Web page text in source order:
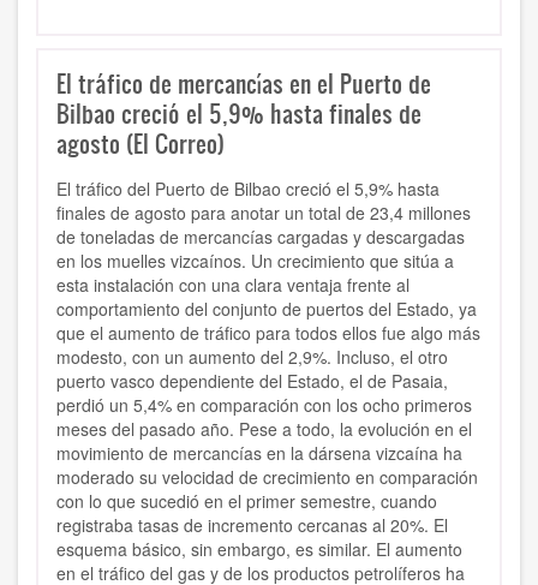
El tráfico de mercancías en el Puerto de
Bilbao creció el 5,9% hasta finales de
agosto (El Correo)
El tráfico del Puerto de Bilbao creció el 5,9% hasta
finales de agosto para anotar un total de 23,4 millones
de toneladas de mercancías cargadas y descargadas
en los muelles vizcaínos. Un crecimiento que sitúa a
esta instalación con una clara ventaja frente al
comportamiento del conjunto de puertos del Estado, ya
que el aumento de tráfico para todos ellos fue algo más
modesto, con un aumento del 2,9%. Incluso, el otro
puerto vasco dependiente del Estado, el de Pasaia,
perdió un 5,4% en comparación con los ocho primeros
meses del pasado año. Pese a todo, la evolución en el
movimiento de mercancías en la dársena vizcaína ha
moderado su velocidad de crecimiento en comparación
con lo que sucedió en el primer semestre, cuando
registraba tasas de incremento cercanas al 20%. El
esquema básico, sin embargo, es similar. El aumento
en el tráfico del gas y de los productos petrolíferos ha